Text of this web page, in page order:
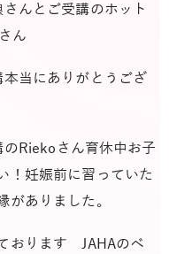
んとご受講のホット
ん
当にありがとうござ
Riekoさん育休中お子
！妊娠前に習っていた
がありました。
おります JAHAのベ